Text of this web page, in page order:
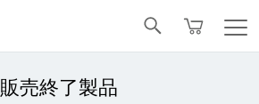
販売終了製品